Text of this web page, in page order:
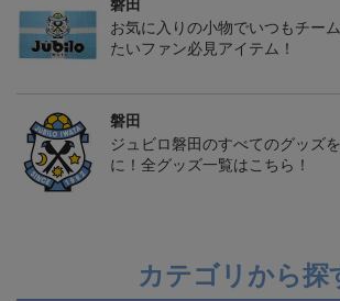
磐田
お気に入りの小物でいつもチー
たいファン必見アイテム！
磐田
ジュビロ磐田のすべてのグッズ
に！全グッズ一覧はこちら！
カテゴリから探